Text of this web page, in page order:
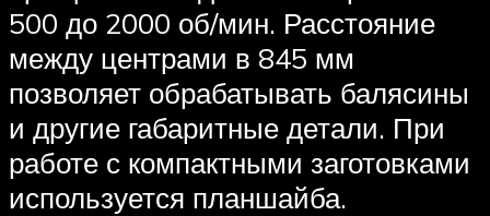
500 до 2000 об/мин. Расстояние
между центрами в 845 мм
позволяет обрабатывать балясины
и другие габаритные детали. При
работе с компактными заготовками
используется планшайба.